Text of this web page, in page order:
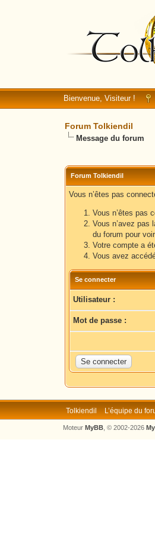
Bienvenue, Visiteur !
Forum Tolkiendil
Message du forum
Forum Tolkiendil
Vous n’êtes pas
Vous n’êtes pas
Vous n’avez pas
du forum pour
Votre compte a
Vous avez
Se connecter
Utilisateur :
Mot de passe :
Tolkiendil L’équipe du
Moteur MyBB, © 2002-2026